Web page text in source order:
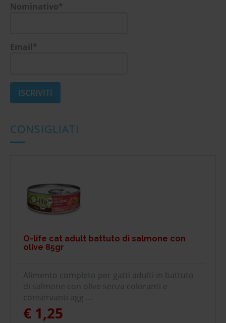
Nominativo*
Email*
CONSIGLIATI
O-life cat adult battuto di salmone con
olive 85gr
Alimento completo per gatti adulti in battuto
di salmone con olive senza coloranti e
conservanti agg ...
€ 1,25